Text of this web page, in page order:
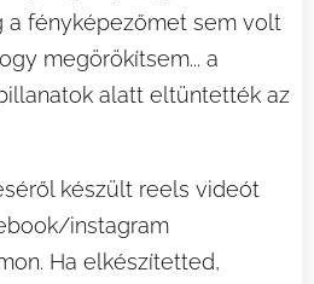
fényképezőmet sem volt
megörökítsem... a
alatt eltüntették az
készült reels videót
instagram
Ha elkészítetted,